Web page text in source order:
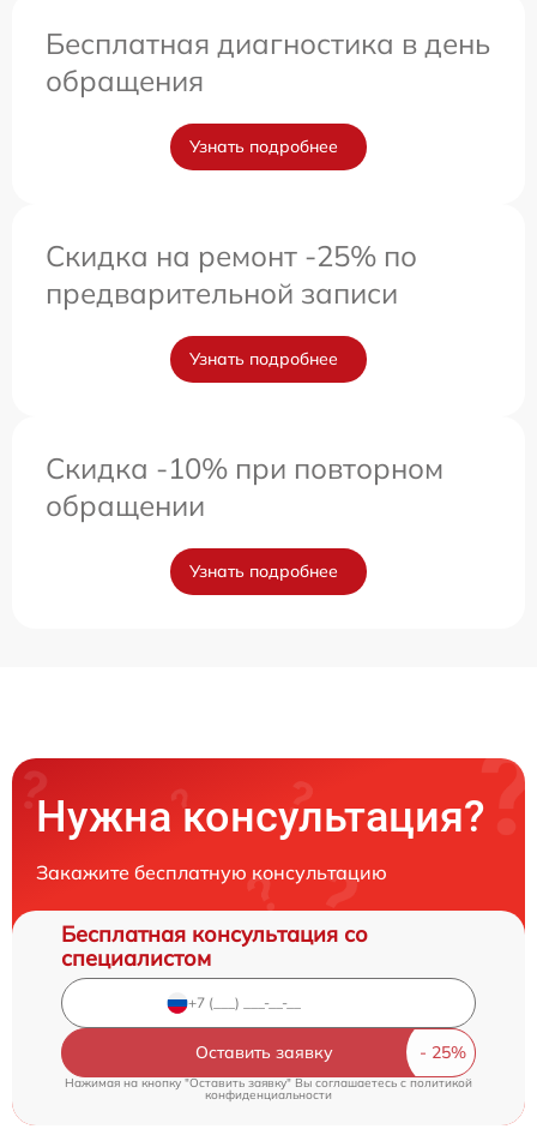
Бесплатная диагностика в день
обращения
Узнать подробнее
Скидка на ремонт -25% по
предварительной записи
Узнать подробнее
Скидка -10% при повторном
обращении
Узнать подробнее
Нужна консультация?
Закажите бесплатную консультацию
Бесплатная консультация со
специалистом
Оставить заявку
Нажимая на кнопку "Оставить заявку" Вы соглашаетесь cполитикой
конфиденциальности